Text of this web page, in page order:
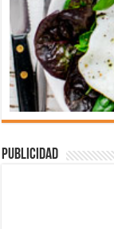
Publicidad